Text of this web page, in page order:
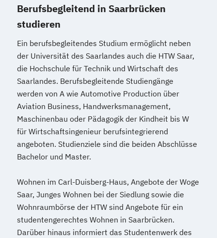
Public Management für
Verwaltungsfachangestellte
Pädagogik Pädagogik für Bildung
Pädagogik
Bildungsberatung und Leitung
Robotics (DE/EN)
Social Media
Softwareentwicklung (DE/EN)
Soziale Arbeit
Soziale Arbeit Schwerpunkt Kinder und
Jugendliche
Sozialmanagement
Sportmanagement
Supply Chain Management
Tourismusmanagement UX Design
Umweltingenieurwesen Vertragsrecht
Berufsbegleitend in Saarbrücken
studieren
Ein berufsbegleitendes Studium ermöglicht neben
der Universität des Saarlandes auch die HTW Saar,
die Hochschule für Technik und Wirtschaft des
Saarlandes. Berufsbegleitende Studiengänge
werden von A wie Automotive Production über
Aviation Business, Handwerksmanagement,
Maschinenbau oder Pädagogik der Kindheit bis W
für Wirtschaftsingenieur berufsintegrierend
angeboten. Studienziele sind die beiden Abschlüsse
Bachelor und Master.
Wohnen im Carl-Duisberg-Haus, Angebote der Woge
Saar, Junges Wohnen bei der Siedlung sowie die
Wohnraumbörse der HTW sind Angebote für ein
studentengerechtes Wohnen in Saarbrücken.
Darüber hinaus informiert das Studentenwerk des